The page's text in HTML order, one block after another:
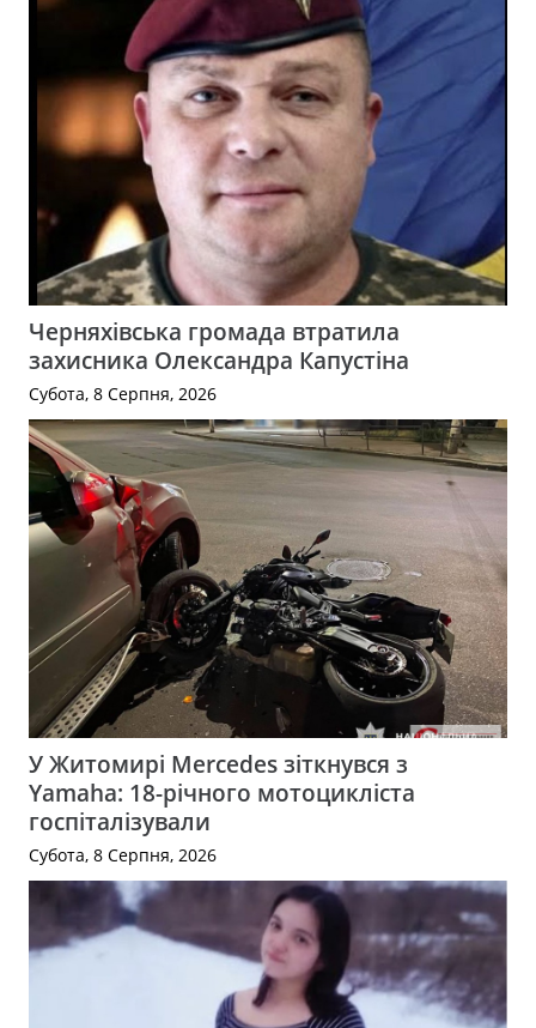
Черняхівська громада втратила
захисника Олександра Капустіна
Субота, 8 Серпня, 2026
У Житомирі Mercedes зіткнувся з
Yamaha: 18-річного мотоцикліста
госпіталізували
Субота, 8 Серпня, 2026